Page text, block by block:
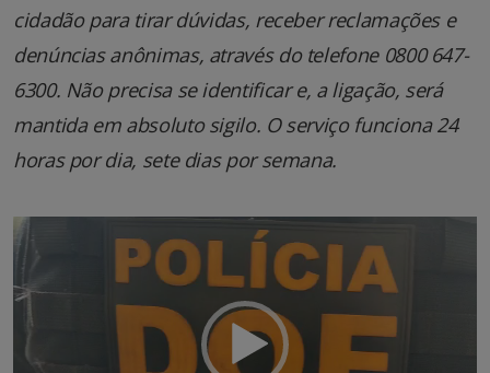
cidadão para tirar dúvidas, receber reclamações e
denúncias anônimas, através do telefone 0800 647-
6300. Não precisa se identificar e, a ligação, será
mantida em absoluto sigilo. O serviço funciona 24
horas por dia, sete dias por semana.
Tocador
de
vídeo